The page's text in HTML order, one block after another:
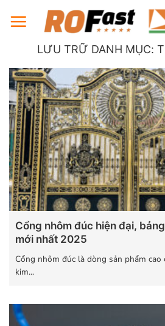
qua
LƯU TRỮ DANH MỤC:
Cổng nhôm đúc hiện đại,
mới nhất 2025
Cổng nhôm đúc là dòng sản phẩm cao
kim...